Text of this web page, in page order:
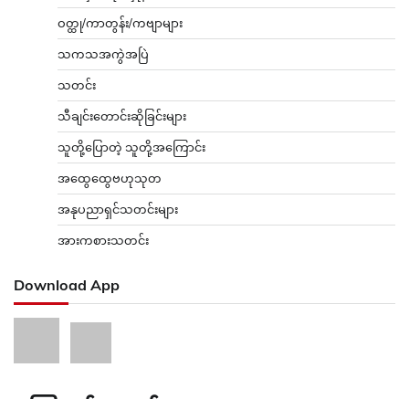
ဝတ္ထု/ကာတွန်း/ကဗျာများ
သကသအကွဲအပြဲ
သတင်း
သီချင်းတောင်းဆိုခြင်းများ
သူတို့ပြောတဲ့ သူတို့အကြောင်း
အထွေထွေဗဟုသုတ
အနုပညာရှင်သတင်းများ
အားကစားသတင်း
Download App